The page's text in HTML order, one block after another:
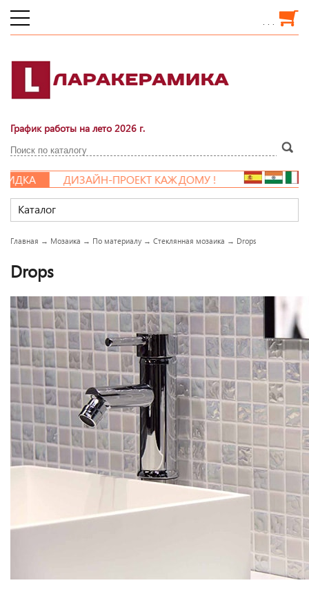
. . .
График работы на лето 2026 г.
ДИЗАЙН-ПРОЕКТ КАЖДОМУ !
Каталог
Главная → Мозаика → По материалу → Стеклянная мозаика → Drops
Drops